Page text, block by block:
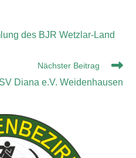
des BJR Wetzlar-Land
Nächster Beitrag
Diana e.V. Weidenhausen